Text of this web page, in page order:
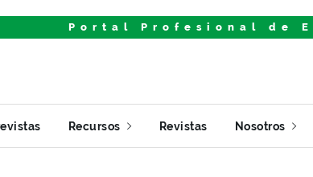
Portal Profesional de
Recursos Revistas Nosotros